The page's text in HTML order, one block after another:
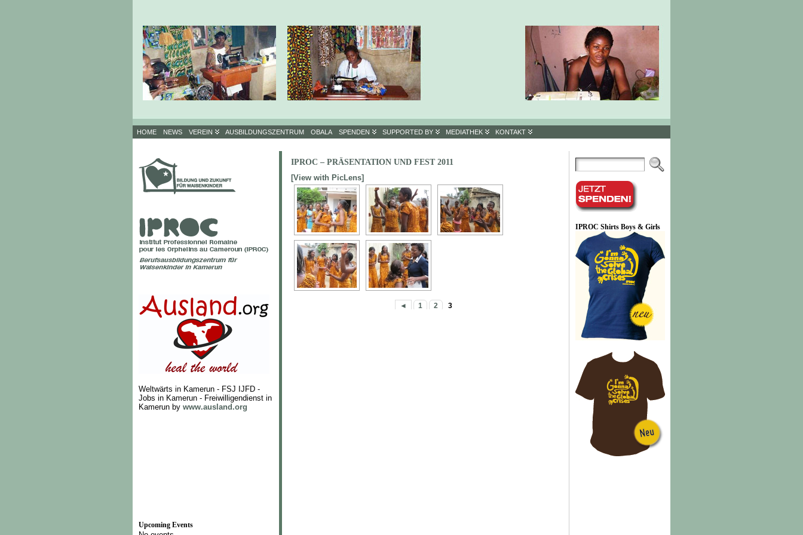
HOME NEWS VEREIN AUSBILDUNGSZENTRUM OBALA SPENDEN SUPPORTED BY MEDIATHEK KONTAKT
Weltwärts in Kamerun - FSJ IJFD -
Jobs in Kamerun - Freiwilligendienst in
Kamerun by www.ausland.org
Upcoming Events
IPROC – PRÄSENTATION UND FEST 2011
[View with PicLens]
◄ 1 2 3
IPROC Shirts Boys & Girls